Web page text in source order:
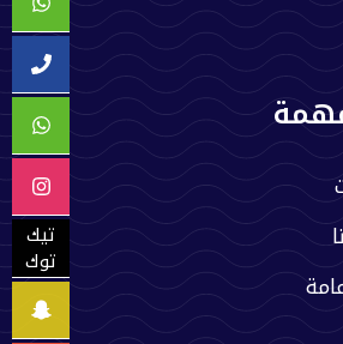
تيك
توك